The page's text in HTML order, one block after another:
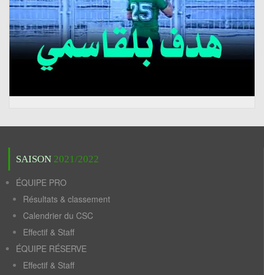
SAISON 2021/2022
ÉQUIPE PRO
Résultats & classement
Calendrier du CSC
Effectif & Staff
ÉQUIPE RÉSERVE
Effectif & Staff